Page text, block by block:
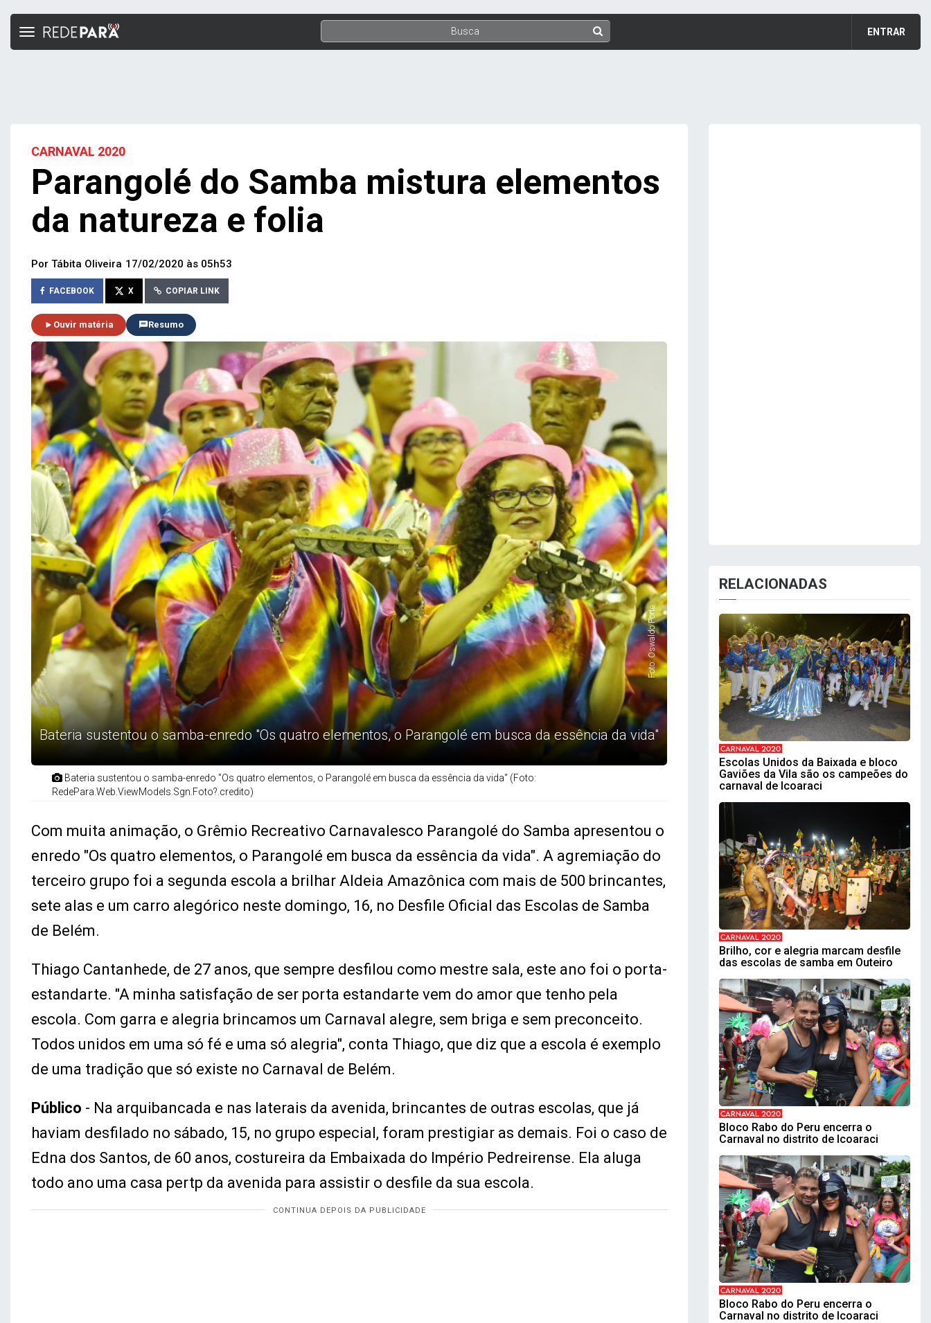
ENTRAR
Toggle
CARNAVAL 2020
Parangolé do Samba mistura elementos
da natureza e folia
Por Tábita Oliveira 17/02/2020 às 05h53
FACEBOOK X COPIAR LINK
Ouvir matéria Resumo
Bateria sustentou o samba-enredo "Os quatro elementos, o Parangolé em busca da essência da vida"
Foto: Oswaldo Forte
Bateria sustentou o samba-enredo "Os quatro elementos, o Parangolé em busca da essência da vida" (Foto:
RedePara.Web.ViewModels.Sgn.Foto?.credito)
Com muita animação, o Grêmio Recreativo Carnavalesco Parangolé do Samba apresentou o
enredo "Os quatro elementos, o Parangolé em busca da essência da vida". A agremiação do
terceiro grupo foi a segunda escola a brilhar Aldeia Amazônica com mais de 500 brincantes,
sete alas e um carro alegórico neste domingo, 16, no Desfile Oficial das Escolas de Samba
de Belém.
Thiago Cantanhede, de 27 anos, que sempre desfilou como mestre sala, este ano foi o porta-
estandarte. "A minha satisfação de ser porta estandarte vem do amor que tenho pela
escola. Com garra e alegria brincamos um Carnaval alegre, sem briga e sem preconceito.
Todos unidos em uma só fé e uma só alegria", conta Thiago, que diz que a escola é exemplo
de uma tradição que só existe no Carnaval de Belém.
Público - Na arquibancada e nas laterais da avenida, brincantes de outras escolas, que já
haviam desfilado no sábado, 15, no grupo especial, foram prestigiar as demais. Foi o caso de
Edna dos Santos, de 60 anos, costureira da Embaixada do Império Pedreirense. Ela aluga
todo ano uma casa pertp da avenida para assistir o desfile da sua escola.
RELACIONADAS
CARNAVAL 2020
Escolas Unidos da Baixada e bloco
Gaviões da Vila são os campeões do
carnaval de Icoaraci
CARNAVAL 2020
Brilho, cor e alegria marcam desfile
das escolas de samba em Outeiro
CARNAVAL 2020
Bloco Rabo do Peru encerra o
Carnaval no distrito de Icoaraci
CARNAVAL 2020
Bloco Rabo do Peru encerra o
Carnaval no distrito de Icoaraci